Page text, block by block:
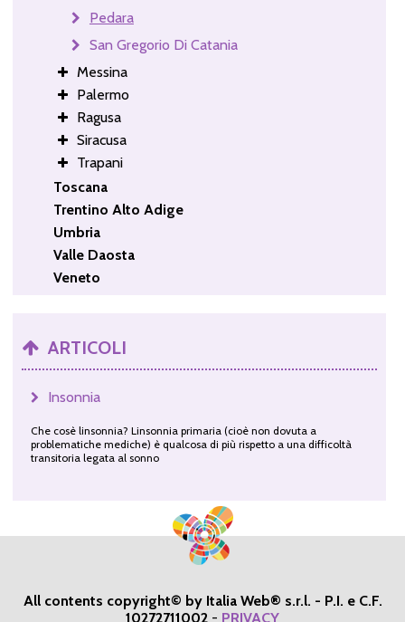
Pedara
San Gregorio Di Catania
Messina
Palermo
Ragusa
Siracusa
Trapani
Toscana
Trentino Alto Adige
Umbria
Valle Daosta
Veneto
ARTICOLI
Insonnia
Che cosè linsonnia? Linsonnia primaria (cioè non dovuta a
problematiche mediche) è qualcosa di più rispetto a una difficoltà
transitoria legata al sonno
All contents copyright© by Italia Web® s.r.l. - P.I. e C.F.
10272711002 - PRIVACY